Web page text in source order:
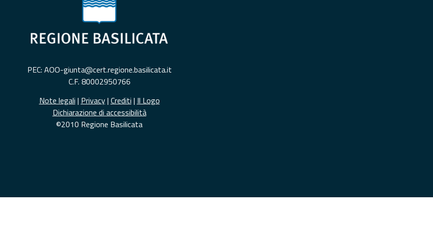
PEC: AOO-giunta@cert.regione.basilicata.it
C.F. 80002950766
Note legali | Privacy| Crediti | Il Logo
Dichiarazione di accessibilità
©2010 Regione Basilicata